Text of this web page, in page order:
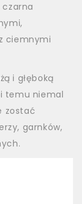
ciemnymi
i głęboką
temu niemal
zostać
garnków,